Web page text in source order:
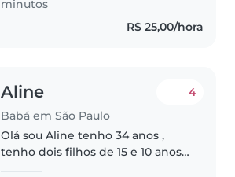
minutos
R$ 25,00/hora
Aline
Babá em São Paulo
4
Olá sou Aline tenho 34 anos ,
tenho dois filhos de 15 e 10 anos